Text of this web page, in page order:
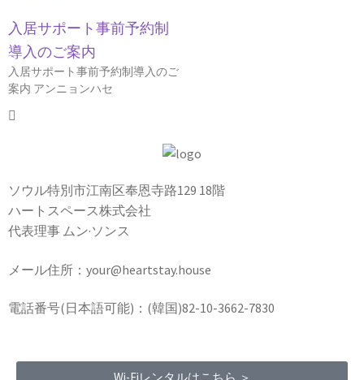
入居サポート事前予約制
導入のご案内
入居サポート事前予約制導入のご
案内 アンニョンハセ
ソウル特別市江南区奉恩寺路129 18階
ハートスペース株式会社
代表理事 ムン·ソンス
メール住所：your@heartstay.house
電話番号(日本語可能)：(韓国)82-10-3662-7830